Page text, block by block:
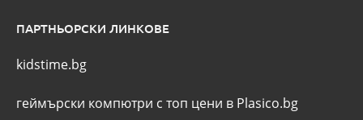
ПАРТНЬОРСКИ ЛИНКОВЕ
kidstime.bg
геймърски компютри с топ цени в Plasico.bg